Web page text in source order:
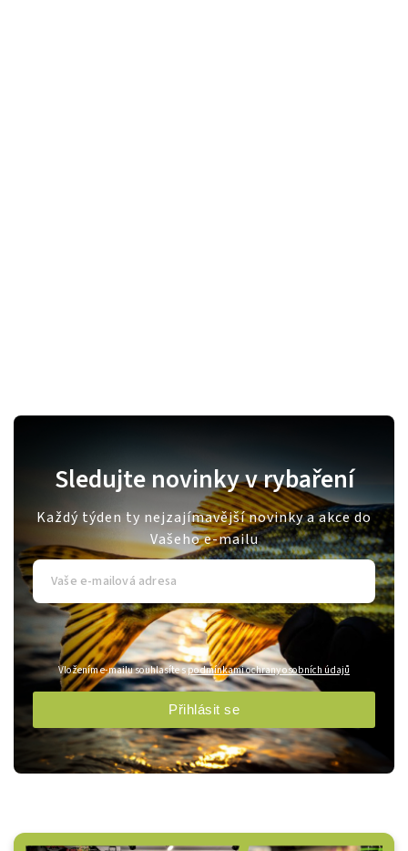
Sledujte novinky v rybaření
Každý týden ty nejzajímavější novinky a akce do
Vašeho e-mailu
Vložením e-mailu souhlasíte spodmínkami ochrany osobních údajů
Přihlásit se